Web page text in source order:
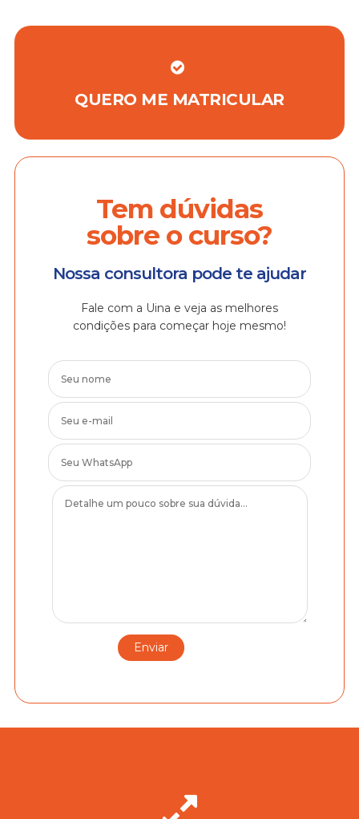
QUERO ME MATRICULAR
Tem dúvidas
sobre o curso?
Nossa consultora pode te ajudar
Fale com a Uina e veja as melhores
condições para começar hoje mesmo!